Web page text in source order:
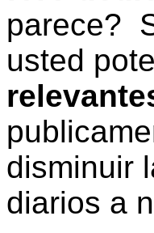
parece?
usted
disminuir
diarios a